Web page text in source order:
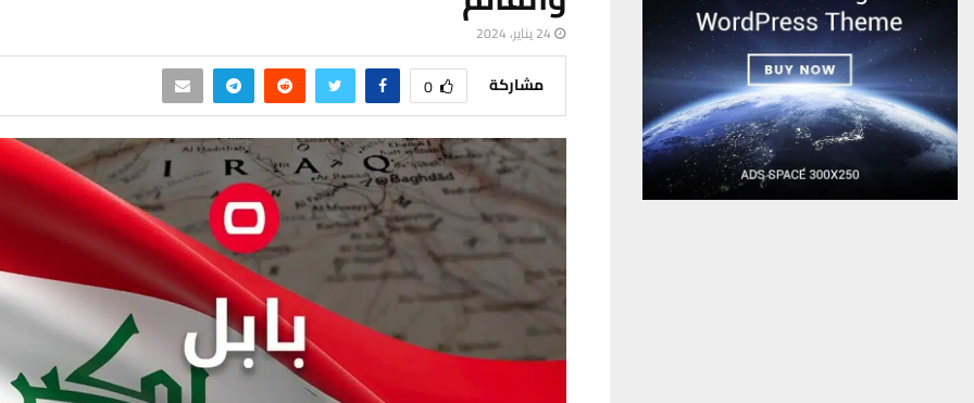
24 يناير، 2024
مشاركة 0